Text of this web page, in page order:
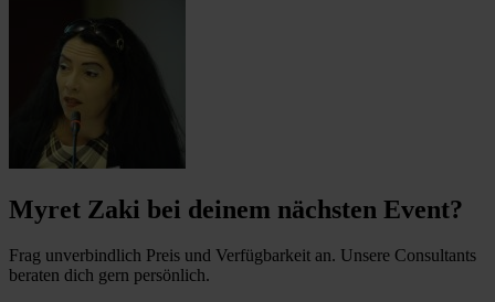
Myret Zaki bei deinem nächsten Event?
Frag unverbindlich Preis und Verfügbarkeit an. Unsere Consultants
beraten dich gern persönlich.